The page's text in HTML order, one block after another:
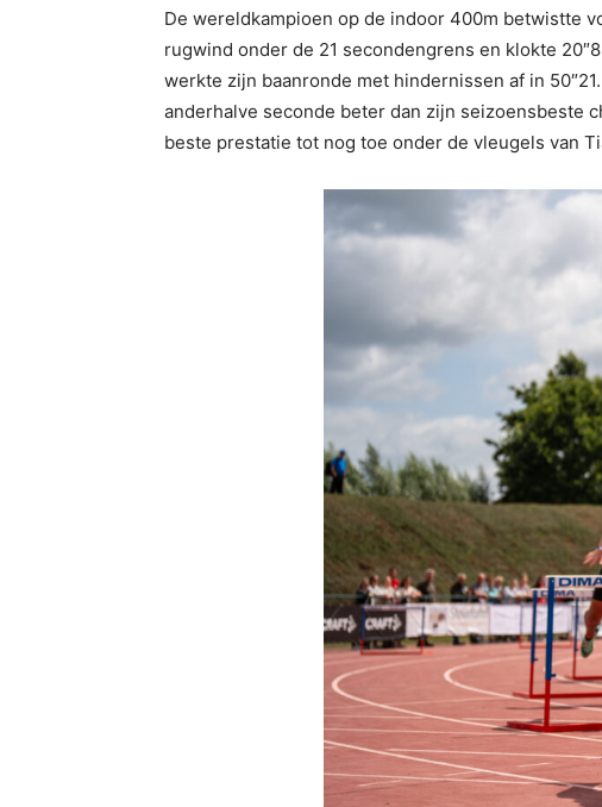
De wereldkampioen op de indoor 400m betwistte
rugwind onder de 21 secondengrens en klokte
werkte zijn baanronde met hindernissen af in
anderhalve seconde beter dan zijn seizoensbeste
beste prestatie tot nog toe onder de vleugels van